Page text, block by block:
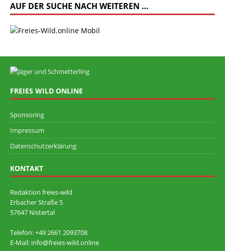
AUF DER SUCHE NACH WEITEREN …
FREIES WILD ONLINE
Sponsoring
Impressum
Datenschutzerklärung
KONTAKT
Redaktion freies-wild
Erbacher Straße 5
57647 Nistertal
Telefon: +49 ‭2661 2093708
E-Mail: info@freies-wild.online